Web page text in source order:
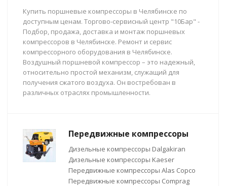
Купить поршневые компрессоры в Челябинске по
доступным ценам. Торгово-сервисный центр "10Бар" -
Подбор, продажа, доставка и монтаж поршневых
компрессоров в Челябинске. Ремонт и сервис
компрессорного оборудования в Челябинске.
Воздушный поршневой компрессор – это надежный,
относительно простой механизм, служащий для
получения сжатого воздуха. Он востребован в
различных отраслях промышленности.
Передвижные компрессоры
Дизельные компрессоры Dalgakiran
Дизельные компрессоры Kaeser
Передвижные компрессоры Alas Copco
Передвижные компрессоры Comprag